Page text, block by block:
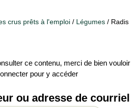
crus prêts à l'emploi / Légumes / Radis
ce contenu, merci de bien vouloir
pour y accéder
ou adresse de courriel